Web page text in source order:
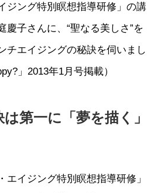
ジング特別瞑想指導研修」の講
慶子さんに、“聖なる美しさ”を
チエイジングの秘訣を伺いまし
」2013年1月号掲載）
第一に「夢を描く」
エイジング特別瞑想指導研修」